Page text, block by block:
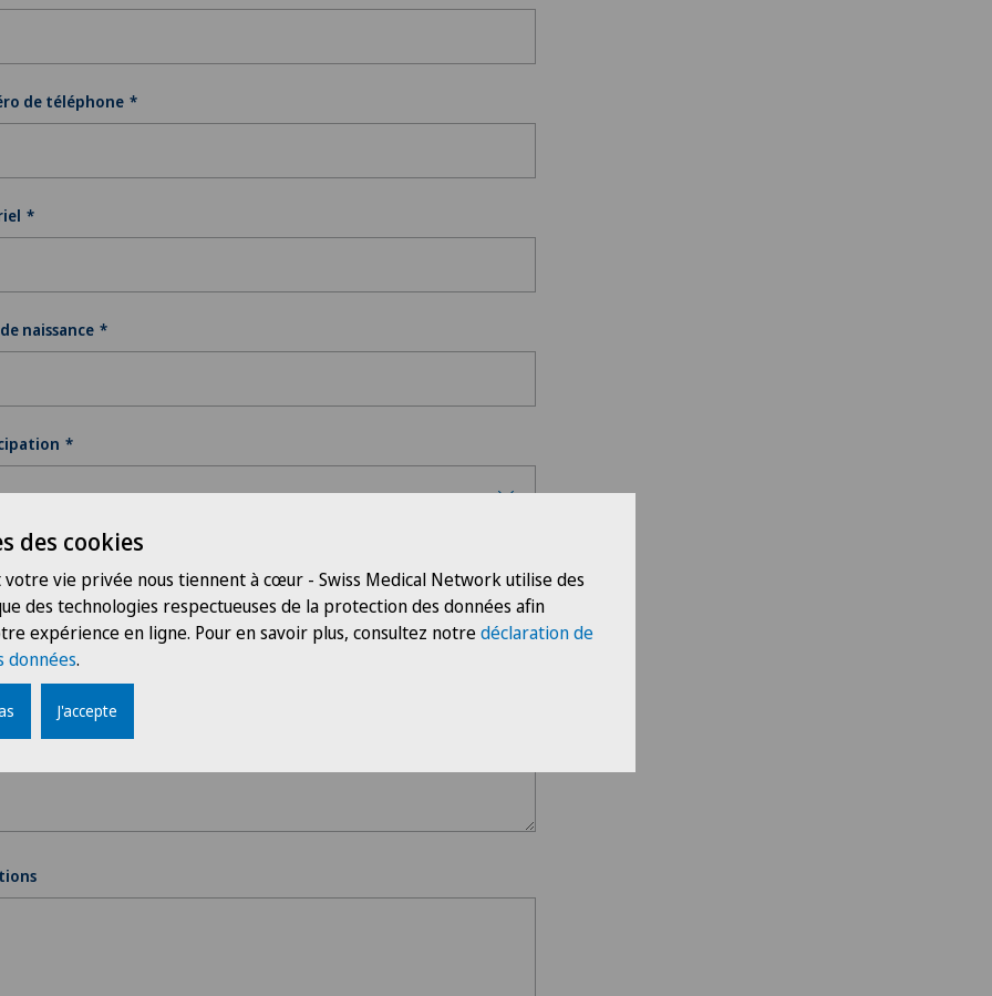
de téléphone
naissance
d'indiquer vos disponibilités
des cookies
vie privée nous tiennent à cœur - Swiss Medical Network utilise des
des technologies respectueuses de la protection des données afin
expérience en ligne. Pour en savoir plus, consultez notredéclaration de
données.
J'accepte